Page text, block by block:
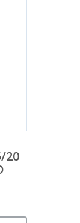
20